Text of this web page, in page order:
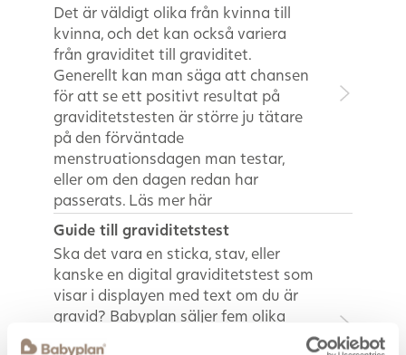
Det är väldigt olika från kvinna till
kvinna, och det kan också variera
från graviditet till graviditet.
Generellt kan man säga att chansen
för att se ett positivt resultat på
graviditetstesten är större ju tätare
på den förväntade
menstruationsdagen man testar,
eller om den dagen redan har
passerats. Läs mer här
Guide till graviditetstest
Ska det vara en sticka, stav, eller
kanske en digital graviditetstest som
visar i displayen med text om du är
gravid? Babyplan säljer fem olika